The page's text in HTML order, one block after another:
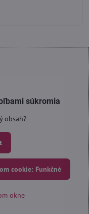
súkromia
obsah?
cookie: Funkčné
okne